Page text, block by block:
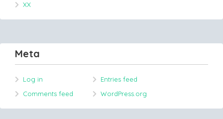
XX
Meta
Log in
Entries feed
Comments feed
WordPress.org